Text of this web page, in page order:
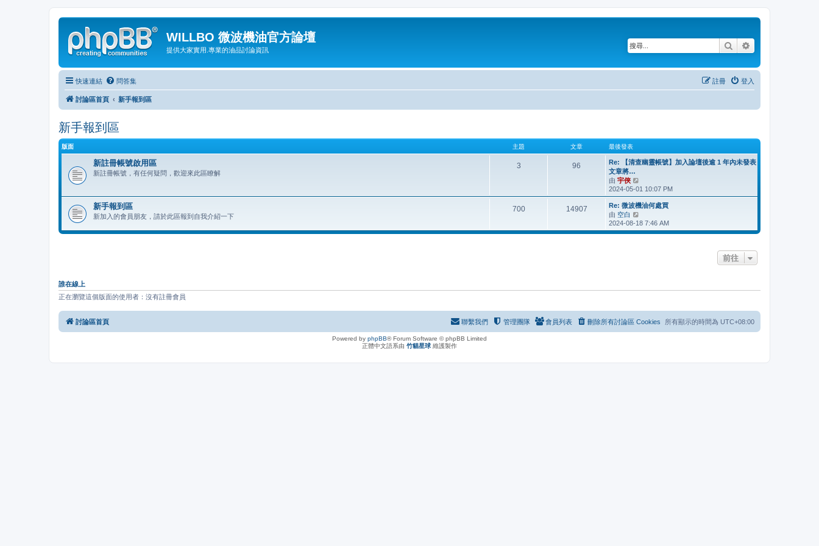
WILLBO 微波機油官方論壇
提供大家實用.專業的油品討論資訊 搜尋
快速連結 問答集 登入
註冊
討論區首頁 新手報到區
新手報到區
版面 主題 文章 最後發表
新註冊帳號啟用區
新註冊帳號，有任何疑問，歡迎來此區瞭解
3 96
Re: 【清查幽靈帳號】加入論壇後逾 1 年內未發表
文章將…
由 宇俠
視
最
後
表
2024-05-01 10:07 PM
新手報到區
新加入的會員朋友，請於此區報到自我介紹一下
700 14907
Re: 微波機油何處買
由 空白
視
最
2024-08-18 7:46 AM
前往
誰在線上
正在瀏覽這個版面的使用者：沒有註冊會員
討論區首頁 所有顯示的時間為 UTC+08:00
刪除所有討論區 Cookies
會員列表
管理團隊
聯繫我們
Powered by phpBB® Forum Software © phpBB Limited
正體中文語系由 竹貓星球 維護製作